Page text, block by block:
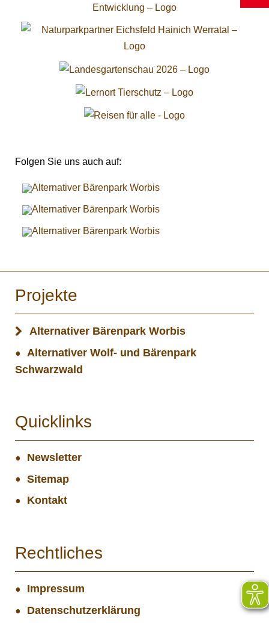
Folgen Sie uns auch auf:
Projekte
Alternativer Bärenpark Worbis
Alternativer Wolf- und Bärenpark
Schwarzwald
Quicklinks
Newsletter
Sitemap
Kontakt
Rechtliches
Impressum
Datenschutzerklärung